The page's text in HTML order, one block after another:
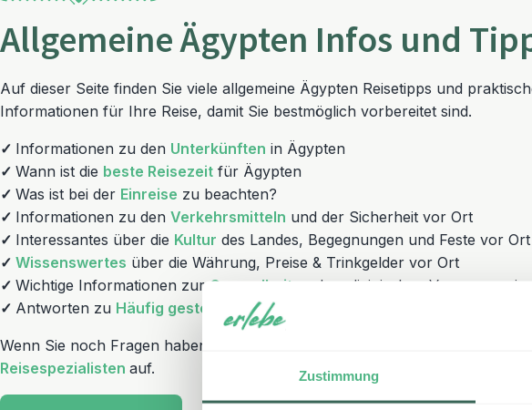
Zustimmung
Allgemeine Ägypten Infos und
Auf dieser Seite finden Sie viele allgemeine Ägypten Reisetipps und
Informationen für Ihre Reise, damit Sie bestmöglich vorbereitet sind.
✓ Informationen zu den Unterkünften in Ägypten
✓ Wann ist die beste Reisezeit für Ägypten
✓ Was ist bei der Einreise zu beachten?
✓ Informationen zu den Verkehrsmitteln und der Sicherheit vor Ort
✓ Interessantes über die Kultur des Landes, Begegnungen und Feste vor Ort
✓ Wissenswertes über die Währung, Preise & Trinkgelder vor Ort
✓ Wichtige Informationen zur Gesundheit und medizinischen Versorgung in
✓ Antworten zu Häufig gestellten Fragen
Wenn Sie noch Fragen haben, nehmen Sie einfach Kontakt mit unseren
Reisespezialisten auf.